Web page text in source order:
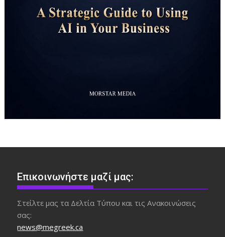
Επικοινωνήστε μαζί μας:
Στείλτε μας τα Δελτία Τύπου και τις Ανακοινώσεις
σας:
news@megreek.ca